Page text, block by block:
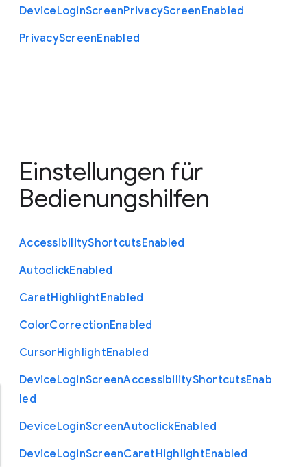
DeviceLoginScreenPrivacyScreenEnabled
PrivacyScreenEnabled
Einstellungen für
Bedienungshilfen
AccessibilityShortcutsEnabled
AutoclickEnabled
CaretHighlightEnabled
ColorCorrectionEnabled
CursorHighlightEnabled
DeviceLoginScreenAccessibilityShortcutsEnab
led
DeviceLoginScreenAutoclickEnabled
DeviceLoginScreenCaretHighlightEnabled